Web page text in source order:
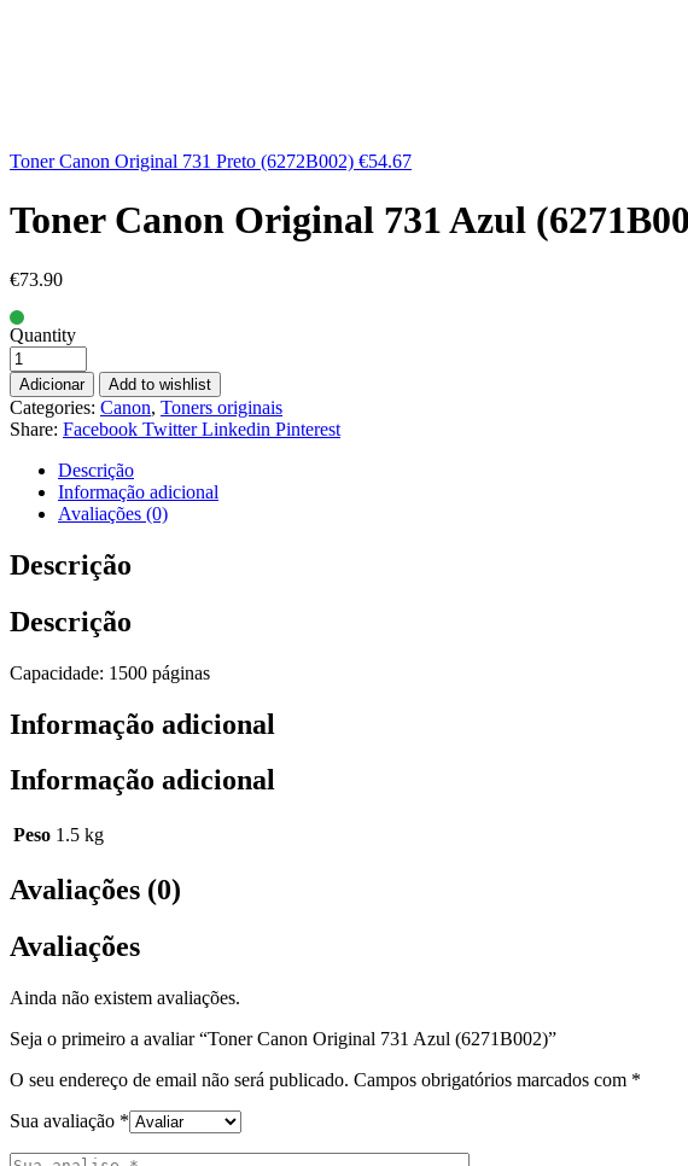
Toner Canon Original 731 Preto (6272B002) €54.67
Toner Canon Original 731 Azul
€73.90
Quantity
Adicionar Add to wishlist
Categories: Canon, Toners originais
Share: Facebook Twitter Linkedin Pinterest
Descrição
Informação adicional
Avaliações (0)
Descrição
Descrição
Capacidade: 1500 páginas
Informação adicional
Informação adicional
Peso 1.5 kg
Avaliações (0)
Avaliações
Ainda não existem avaliações.
Seja o primeiro a avaliar “Toner Canon Original 731 Azul (6271B002)”
O seu endereço de email não será publicado. Campos obrigatórios marcados com *
Sua avaliação *